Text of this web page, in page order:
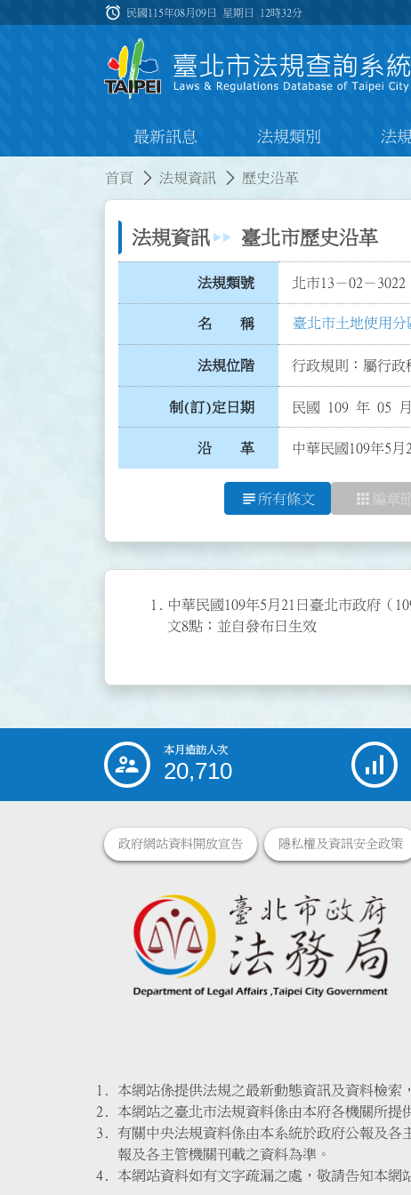
:::
alarm 民國115年08月09日 星期日 12時32分
最新訊息 法規類別 法
首頁 法規資訊 歷史沿革
法規資訊 臺北市歷史沿革
法規類號 北市13－02－3022
名 稱 臺北市土地使用
法規位階 行政規則：屬行政
制(訂)定日期 民國 109 年 05
沿 革 中華民國109年5
subject 所有條文 apps 編章
1.
中華民國109年5月21日臺北市政府（
文8點；並自發布日生效
::: 本月造訪人次
20,710
政府網站資料開放宣告 隱私權及資訊安全政策
本網站係提供法規之最新動態資訊及資料檢索
本網站之臺北市法規資料係由本府各機關所提
有關中央法規資料係由本系統於政府公報及
報及各主管機關刊載之資料為準。
本網站資料如有文字疏漏之處，敬請告知本網